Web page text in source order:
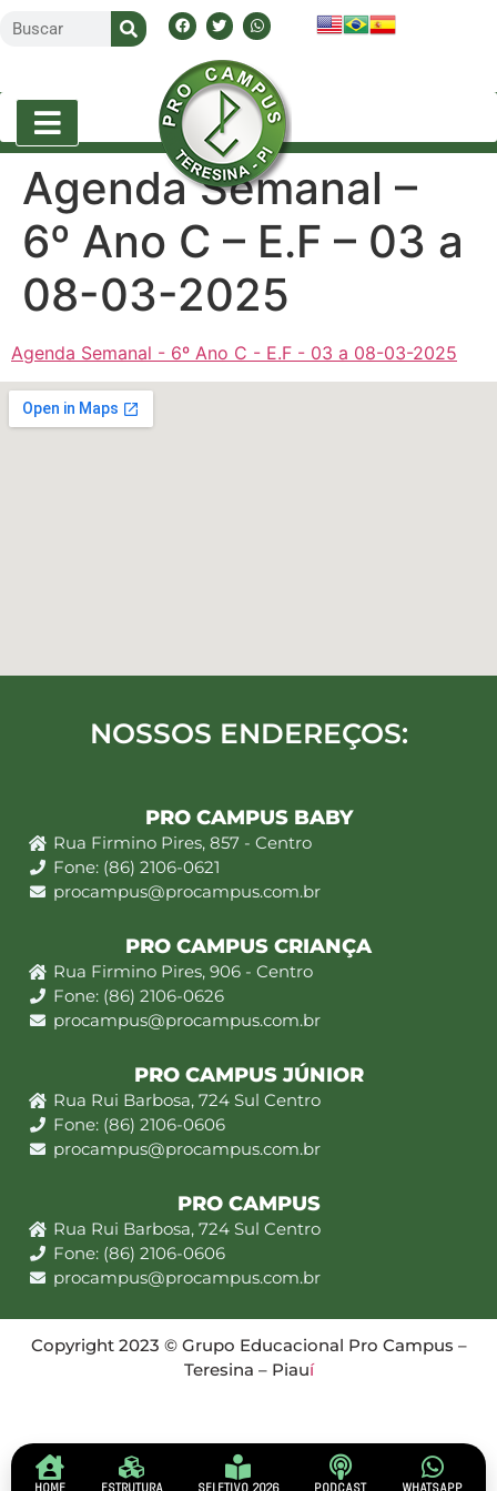
Agenda Semanal –
6º Ano C – E.F – 03 a
08-03-2025
Agenda Semanal - 6º Ano C - E.F - 03 a 08-03-2025
NOSSOS ENDEREÇOS:
PRO CAMPUS BABY
Rua Firmino Pires, 857 - Centro
Fone: (86) 2106-0621
procampus@procampus.com.br
PRO CAMPUS CRIANÇA
Rua Firmino Pires, 906 - Centro
Fone: (86) 2106-0626
procampus@procampus.com.br
PRO CAMPUS JÚNIOR
Rua Rui Barbosa, 724 Sul Centro
Fone: (86) 2106-0606
procampus@procampus.com.br
PRO CAMPUS
Rua Rui Barbosa, 724 Sul Centro
Fone: (86) 2106-0606
procampus@procampus.com.br
Copyright 2023 © Grupo Educacional Pro Campus –
Teresina – Piauí
HOME ESTRUTURA SELETIVO 2026 PODCAST WHATSAPP